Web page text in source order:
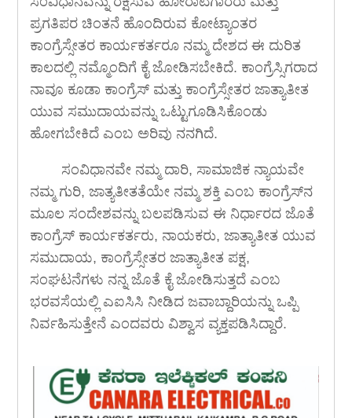
ಪ್ರಗತಿಪರ ಚಿಂತನೆ ಹೊಂದಿರುವ ಕೋಟ್ಯಾಂತರ
ಕಾಂಗ್ರೆಸ್ಸೇತರ ಕಾರ್ಯಕರ್ತರೂ ನಮ್ಮ ದೇಶದ ಈ ದುರಿತ
ಕಾಲದಲ್ಲಿ ನಮ್ಮೊಂದಿಗೆ ಕೈ ಜೋಡಿಸಬೇಕಿದೆ. ಕಾಂಗ್ರೆಸ್ಸಿಗರಾದ
ನಾವೂ ಕೂಡಾ ಕಾಂಗ್ರೆಸ್ ಮತ್ತು ಕಾಂಗ್ರೆಸ್ಸೇತರ ಜಾತ್ಯಾತೀತ
ಯುವ ಸಮುದಾಯವನ್ನು ಒಟ್ಟುಗೂಡಿಸಿಕೊಂಡು
ಹೋಗಬೇಕಿದೆ ಎಂಬ ಅರಿವು ನನಗಿದೆ.
ಸಂವಿಧಾನವೇ ನಮ್ಮ ದಾರಿ, ಸಾಮಾಜಿಕ ನ್ಯಾಯವೇ
ನಮ್ಮ ಗುರಿ, ಜಾತ್ಯತೀತತೆಯೇ ನಮ್ಮ ಶಕ್ತಿ ಎಂಬ ಕಾಂಗ್ರೆಸ್‍ನ
ಮೂಲ ಸಂದೇಶವನ್ನು ಬಲಪಡಿಸುವ ಈ ನಿರ್ಧಾರದ ಜೊತೆ
ಕಾಂಗ್ರೆಸ್ ಕಾರ್ಯಕರ್ತರು, ನಾಯಕರು, ಜಾತ್ಯಾತೀತ ಯುವ
ಸಮುದಾಯ, ಕಾಂಗ್ರೆಸ್ಸೇತರ ಜಾತ್ಯಾತೀತ ಪಕ್ಷ,
ಸಂಘಟನೆಗಳು ನನ್ನ ಜೊತೆ ಕೈ ಜೋಡಿಸುತ್ತದೆ ಎಂಬ
ಭರವಸೆಯಲ್ಲಿ ಎಐಸಿಸಿ ನೀಡಿದ ಜವಾಬ್ದಾರಿಯನ್ನು ಒಪ್ಪಿ
ನಿರ್ವಹಿಸುತ್ತೇನೆ ಎಂದವರು ವಿಶ್ವಾಸ ವ್ಯಕ್ತಪಡಿಸಿದ್ದಾರೆ.